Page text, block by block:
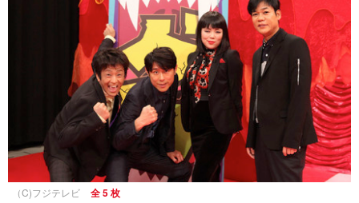
（C)フジテレビ 全 5 枚